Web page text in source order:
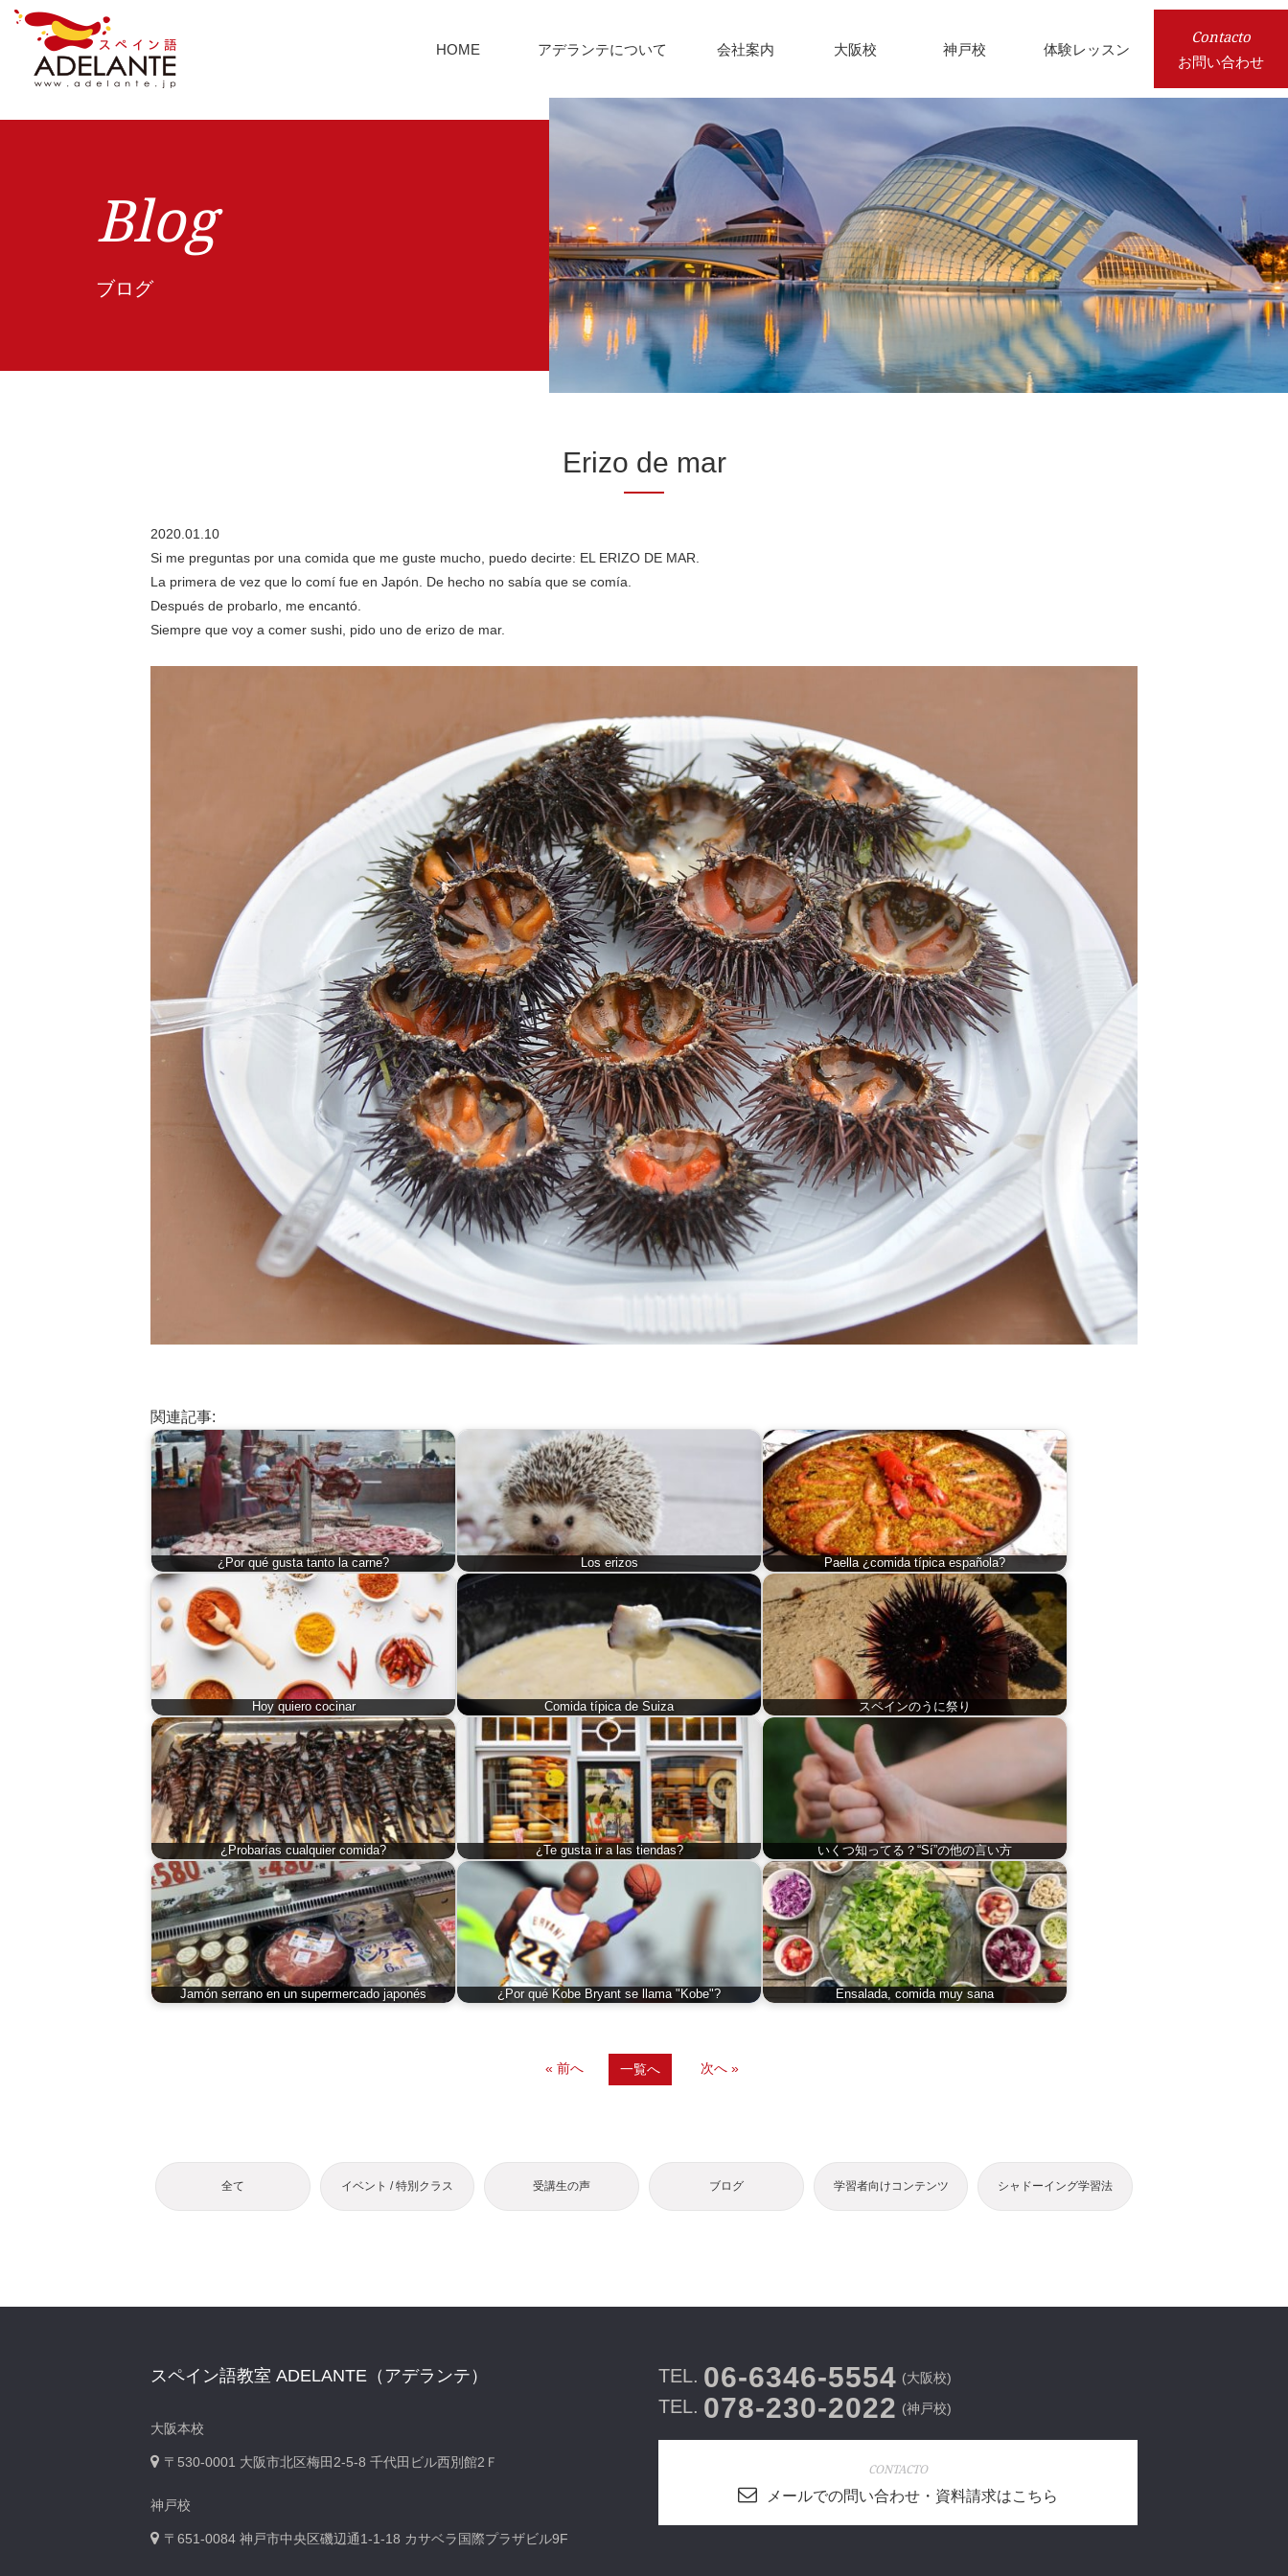
HOME アデランテについて 会社案内 大阪校 神戸校 体験レッスン
Contacto
お問い合わせ
Blog
ブログ
Erizo de mar
2020.01.10
Si me preguntas por una comida que me guste mucho, puedo decirte: EL ERIZO DE MAR.
La primera de vez que lo comí fue en Japón. De hecho no sabía que se comía.
Después de probarlo, me encantó.
Siempre que voy a comer sushi, pido uno de erizo de mar.
関連記事:
¿Por qué gusta tanto la carne? Los erizos Paella ¿comida típica española?
Hoy quiero cocinar Comida típica de Suiza スペインのうに祭り
¿Probarías cualquier comida? ¿Te gusta ir a las tiendas? いくつ知ってる？“Sí”の他の言い方
Jamón serrano en un supermercado japonés ¿Por qué Kobe Bryant se llama "Kobe"? Ensalada, comida muy sana
« 前へ 一覧へ 次へ »
全て イベント / 特別クラス 受講生の声 ブログ 学習者向けコンテンツ シャドーイング学習法
スペイン語教室 ADELANTE（アデランテ）
大阪本校
〒530-0001 大阪市北区梅田2-5-8 千代田ビル西別館2Ｆ
神戸校
〒651-0084 神戸市中央区磯辺通1-1-18 カサベラ国際プラザビル9F
TEL. 06-6346-5554 (大阪校)
TEL. 078-230-2022 (神戸校)
CONTACTO
メールでの問い合わせ・資料請求はこちら